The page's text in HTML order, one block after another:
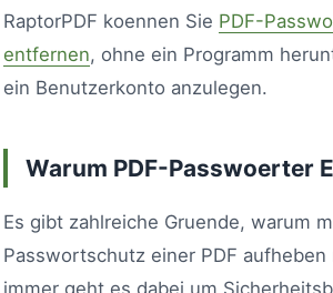
RaptorPDF koennen Sie PDF-
entfernen, ohne ein Programm
ein Benutzerkonto anzulegen.
Warum PDF-Passwoerter
Es gibt zahlreiche Gruende, warum
Passwortschutz einer PDF
immer geht es dabei um